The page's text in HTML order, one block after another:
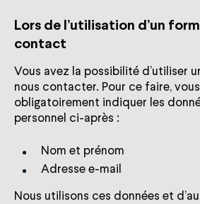
Lors de l’utilisation d’un
contact
Vous avez la possibilité d’utiliser
nous contacter. Pour ce faire,
obligatoirement indiquer les
personnel ci-après :
Nom et prénom
Adresse e-mail
Nous utilisons ces données et